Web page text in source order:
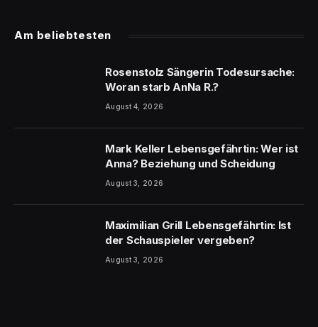
Am beliebtesten
Rosenstolz Sängerin Todesursache:
Woran starb AnNa R.?
August 4, 2026
Mark Keller Lebensgefährtin: Wer ist
Anna? Beziehung und Scheidung
August 3, 2026
Maximilian Grill Lebensgefährtin: Ist
der Schauspieler vergeben?
August 3, 2026